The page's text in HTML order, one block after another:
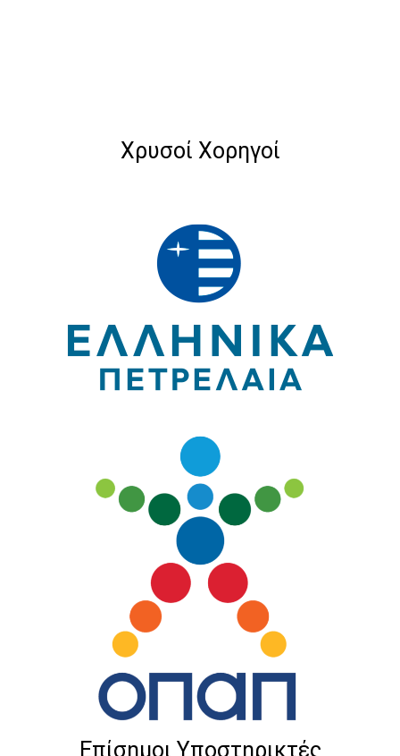
Χρυσοί Χορηγοί
Επίσημοι Υποστηρικτές